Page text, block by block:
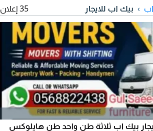
بيك اب للايجار 35 إعلان
بيك اب ثلاثة طن واحد طن هايلوكس